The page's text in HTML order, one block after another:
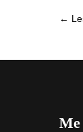
←
Me